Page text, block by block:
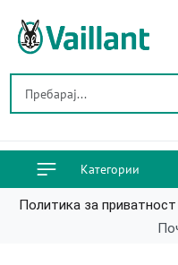
Категории
Политика за приватност